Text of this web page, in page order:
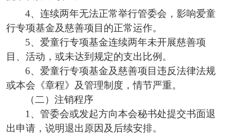
4、连续两年无法正常举行管委会，影响爱童
行专项基金及慈善项目的正常运作。
5、爱童行专项基金连续两年未开展慈善项
目、活动， 或未达到规定的支出比例。
6、 爱童行专项基金及慈善项目违反法律法规
或本会 《章程》 及管理制度，情节严重。
（二） 注销程序
1 、 管委会或发起方向本会秘书处提交书面退
出申请，说明退出原因及后续安排。